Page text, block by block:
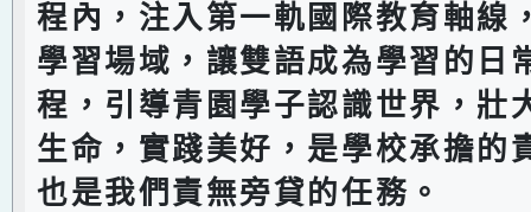
程內，注入第一軌國際教育軸線
學習場域，讓雙語成為學習的日
程，引導青園學子認識世界，壯
生命，實踐美好，是學校承擔的
也是我們責無旁貸的任務。